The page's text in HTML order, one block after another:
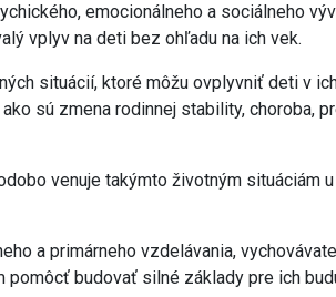
emocionálneho a sociálneho
vplyv na deti bez ohľadu na ich vek.
situácií, ktoré môžu ovplyvniť deti v
sú zmena rodinnej stability, choroba,
venuje takýmto životným
a primárneho vzdelávania,
budovať silné základy pre ich